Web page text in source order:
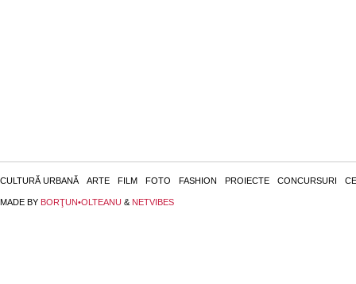
CULTURĂ URBANĂ ARTE FILM FOTO FASHION PROIECTE CONCURSURI
MADE BY BORŢUN•OLTEANU & NETVIBES